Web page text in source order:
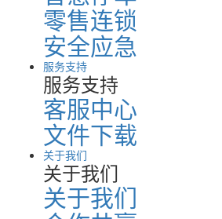
零售连锁
安全应急
服务支持
服务支持
客服中心
文件下载
关于我们
关于我们
关于我们